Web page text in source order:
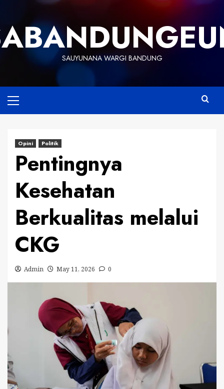
content
SAUYUNANA WARGI BANDUNG
Menu
Opini Politik
Pentingnya
Kesehatan
Berkualitas melalui
CKG
Admin May 11, 2026 0